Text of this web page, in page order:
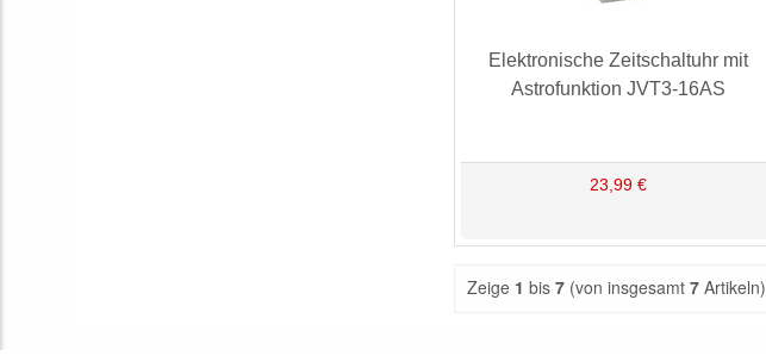
Elektronische Zeitschaltuhr mit
Astrofunktion JVT3-16AS
23,99 €
Zeige 1 bis 7 (von insgesamt 7 Artikeln)